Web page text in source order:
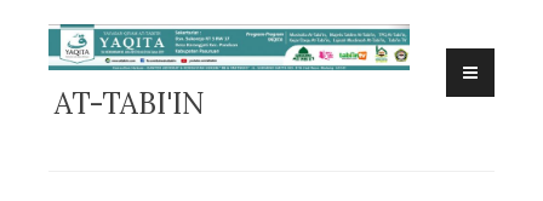
Skip
content
AT-TABI'IN